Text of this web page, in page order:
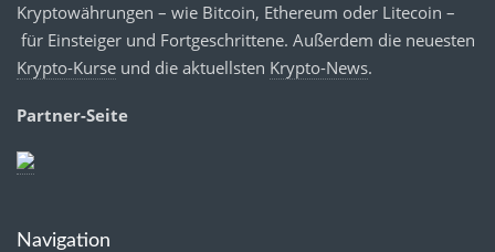
Kryptowährungen – wie Bitcoin, Ethereum oder Litecoin –
für Einsteiger und Fortgeschrittene. Außerdem die neuesten
Krypto-Kurse und die aktuellsten Krypto-News.
Partner-Seite
Navigation